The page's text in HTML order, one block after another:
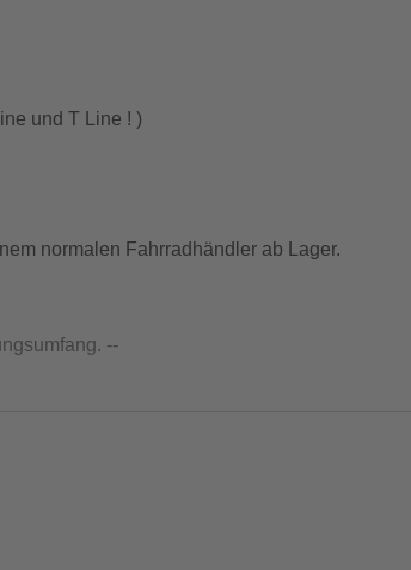
und T Line ! )
normalen Fahrradhändler ab Lager.
--